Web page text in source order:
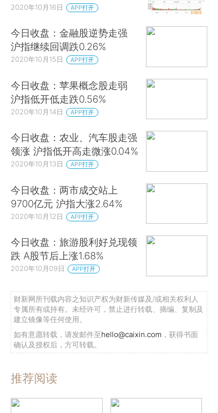
2020年10月16日 APP打开
今日收盘：金融股逆势走强
沪指继续回调跌0.26%
2020年10月15日 APP打开
今日收盘：苹果概念股走弱
沪指低开低走跌0.56%
2020年10月14日 APP打开
今日收盘：农业、汽车股走强
领涨 沪指低开高走微涨0.04%
2020年10月13日 APP打开
今日收盘：两市成交站上
9700亿元 沪指大涨2.64%
2020年10月12日 APP打开
今日收盘：旅游股利好兑现领
跌 A股节后上涨1.68%
2020年10月09日 APP打开
财新网所刊载内容之知识产权为财新传媒及/或相关权利人
专属所有或持有。未经许可，禁止进行转载、摘编、复制及
建立镜像等任何使用。
如有意愿转载，请发邮件至hello@caixin.com ，获得书面
确认及授权后，方可转载。
推荐阅读